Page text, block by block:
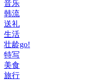
音乐
韩流
送礼
生活
壮龄go!
特写
美食
旅行